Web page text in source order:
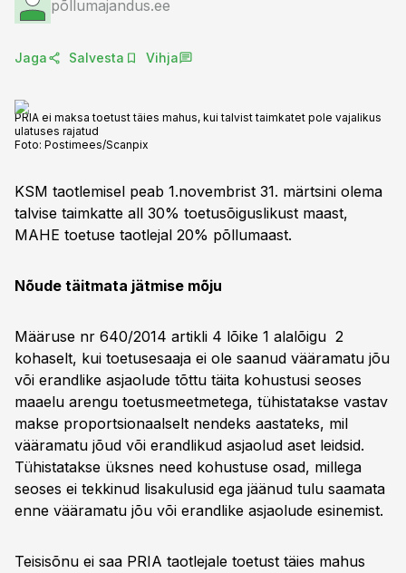
põllumajandus.ee
Jaga Salvesta Vihja
PRIA ei maksa toetust täies mahus, kui talvist taimkatet pole vajalikus
ulatuses rajatud
Foto: Postimees/Scanpix
KSM taotlemisel peab 1.novembrist 31. märtsini olema
talvise taimkatte all 30% toetusõiguslikust maast,
MAHE toetuse taotlejal 20% põllumaast.
Nõude täitmata jätmise mõju
Määruse nr 640/2014 artikli 4 lõike 1 alalõigu 2
kohaselt, kui toetusesaaja ei ole saanud vääramatu jõu
või erandlike asjaolude tõttu täita kohustusi seoses
maaelu arengu toetusmeetmetega, tühistatakse vastav
makse proportsionaalselt nendeks aastateks, mil
vääramatu jõud või erandlikud asjaolud aset leidsid.
Tühistatakse üksnes need kohustuse osad, millega
seoses ei tekkinud lisakulusid ega jäänud tulu saamata
enne vääramatu jõu või erandlike asjaolude esinemist.
Teisisõnu ei saa PRIA taotlejale toetust täies mahus